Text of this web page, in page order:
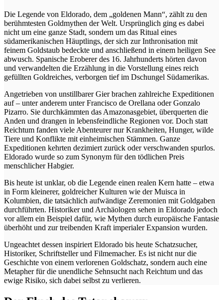
Die Legende von Eldorado, dem „goldenen Mann“, zählt zu den
berühmtesten Goldmythen der Welt. Ursprünglich ging es dabei
nicht um eine ganze Stadt, sondern um das Ritual eines
südamerikanischen Häuptlings, der sich zur Inthronisation mit
feinem Goldstaub bedeckte und anschließend in einem heiligen See
abwusch. Spanische Eroberer des 16. Jahrhunderts hörten davon
und verwandelten die Erzählung in die Vorstellung eines reich
gefüllten Goldreiches, verborgen tief im Dschungel Südamerikas.
Angetrieben von unstillbarer Gier brachen zahlreiche Expeditionen
auf – unter anderem unter Francisco de Orellana oder Gonzalo
Pizarro. Sie durchkämmten das Amazonasgebiet, überquerten die
Anden und drangen in lebensfeindliche Regionen vor. Doch statt
Reichtum fanden viele Abenteurer nur Krankheiten, Hunger, wilde
Tiere und Konflikte mit einheimischen Stämmen. Ganze
Expeditionen kehrten dezimiert zurück oder verschwanden spurlos.
Eldorado wurde so zum Synonym für den tödlichen Preis
menschlicher Habgier.
Bis heute ist unklar, ob die Legende einen realen Kern hatte – etwa
in Form kleinerer, goldreicher Kulturen wie der Muisca in
Kolumbien, die tatsächlich aufwändige Zeremonien mit Goldgaben
durchführten. Historiker und Archäologen sehen in Eldorado jedoch
vor allem ein Beispiel dafür, wie Mythen durch europäische Fantasie
überhöht und zur treibenden Kraft imperialer Expansion wurden.
Ungeachtet dessen inspiriert Eldorado bis heute Schatzsucher,
Historiker, Schriftsteller und Filmemacher. Es ist nicht nur die
Geschichte von einem verlorenen Goldschatz, sondern auch eine
Metapher für die unendliche Sehnsucht nach Reichtum und das
ewige Risiko, sich dabei selbst zu verlieren.